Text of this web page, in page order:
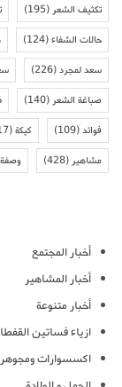
تكثيف الشعر(195)
حالات الشفاء(124)
سعد لمجرد(226)
صباغة الشعر(140)
فوائد(109) كيكة(117)
مشاهير(428) وصفة
أخبار المجتمع
أخبار المشاهير
أخبار متنوعة
ازياء فساتين
اكسسوارات